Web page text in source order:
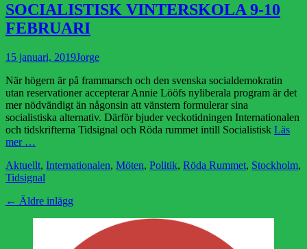
SOCIALISTISK VINTERSKOLA 9-10
FEBRUARI
Publicerad
15 januari, 2019Författare
Jorge
När högern är på frammarsch och den svenska socialdemokratin
utan reservationer accepterar Annie Lööfs nyliberala program är det
mer nödvändigt än någonsin att vänstern formulerar sina
socialistiska alternativ. Därför bjuder veckotidningen Internationalen
och tidskrifterna Tidsignal och Röda rummet intill Socialistisk Läs
mer …
Kategorier
Aktuellt, Internationalen, Möten, Politik, Röda Rummet, Stockholm,
Tidsignal
Inläggsnavigering
← Äldre inlägg